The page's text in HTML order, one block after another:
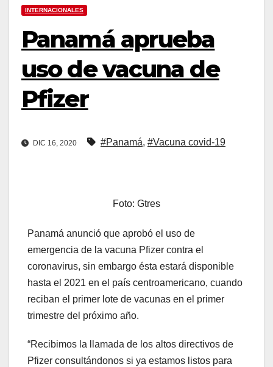
INTERNACIONALES
Panamá aprueba
uso de vacuna de
Pfizer
DIC 16, 2020 #Panamá, #Vacuna covid-19
Foto: Gtres
Panamá anunció que aprobó el uso de
emergencia de la vacuna Pfizer contra el
coronavirus, sin embargo ésta estará disponible
hasta el 2021 en el país centroamericano, cuando
reciban el primer lote de vacunas en el primer
trimestre del próximo año.
“Recibimos la llamada de los altos directivos de
Pfizer consultándonos si ya estamos listos para